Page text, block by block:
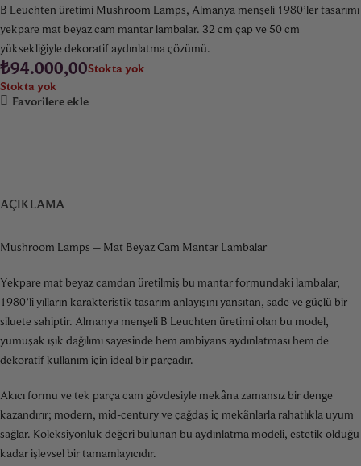
B Leuchten üretimi Mushroom Lamps, Almanya menşeli 1980’ler tasarımı
yekpare mat beyaz cam mantar lambalar. 32 cm çap ve 50 cm
yüksekliğiyle dekoratif aydınlatma çözümü.
₺94.000,00Stokta yok
Stokta yok
Favorilere ekle
AÇIKLAMA
Mushroom Lamps – Mat Beyaz Cam Mantar Lambalar
Yekpare mat beyaz camdan üretilmiş bu mantar formundaki lambalar,
1980’li yılların karakteristik tasarım anlayışını yansıtan, sade ve güçlü bir
siluete sahiptir. Almanya menşeli B Leuchten üretimi olan bu model,
yumuşak ışık dağılımı sayesinde hem ambiyans aydınlatması hem de
dekoratif kullanım için ideal bir parçadır.
Akıcı formu ve tek parça cam gövdesiyle mekâna zamansız bir denge
kazandırır; modern, mid-century ve çağdaş iç mekânlarla rahatlıkla uyum
sağlar. Koleksiyonluk değeri bulunan bu aydınlatma modeli, estetik olduğu
kadar işlevsel bir tamamlayıcıdır.